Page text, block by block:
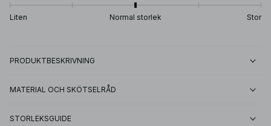
Liten Normal storlek Stor
PRODUKTBESKRIVNING
MATERIAL OCH SKÖTSELRÅD
STORLEKSGUIDE